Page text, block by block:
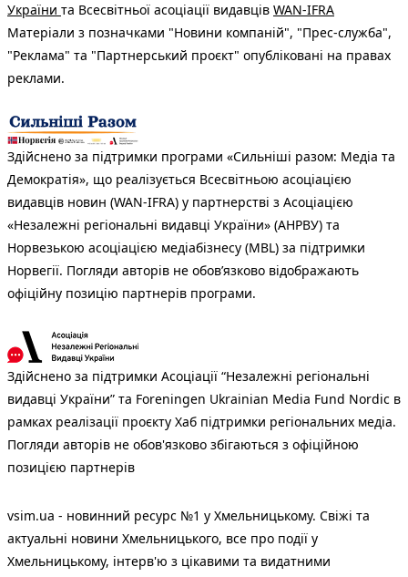
України та Всесвітньої асоціації видавців WAN-IFRA
Матеріали з позначками "Новини компаній", "Прес-служба",
"Реклама" та "Партнерський проєкт" опубліковані на правах
реклами.
Здійснено за підтримки програми «Сильніші разом: Медіа та
Демократія», що реалізується Всесвітньою асоціацією
видавців новин (WAN-IFRA) у партнерстві з Асоціацією
«Незалежні регіональні видавці України» (АНРВУ) та
Норвезькою асоціацією медіабізнесу (MBL) за підтримки
Норвегії. Погляди авторів не обов’язково відображають
офіційну позицію партнерів програми.
Здійснено за підтримки Асоціації “Незалежні регіональні
видавці України” та Foreningen Ukrainian Media Fund Nordic в
рамках реалізації проєкту Хаб підтримки регіональних медіа.
Погляди авторів не обов'язково збігаються з офіційною
позицією партнерів
vsim.ua - новинний ресурс №1 у Хмельницькому. Свіжі та
актуальні новини Хмельницького, все про події у
Хмельницькому, інтерв'ю з цікавими та видатними